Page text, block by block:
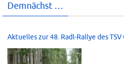
Demnächst …
Aktuelles zur 48. Radl-Rallye des